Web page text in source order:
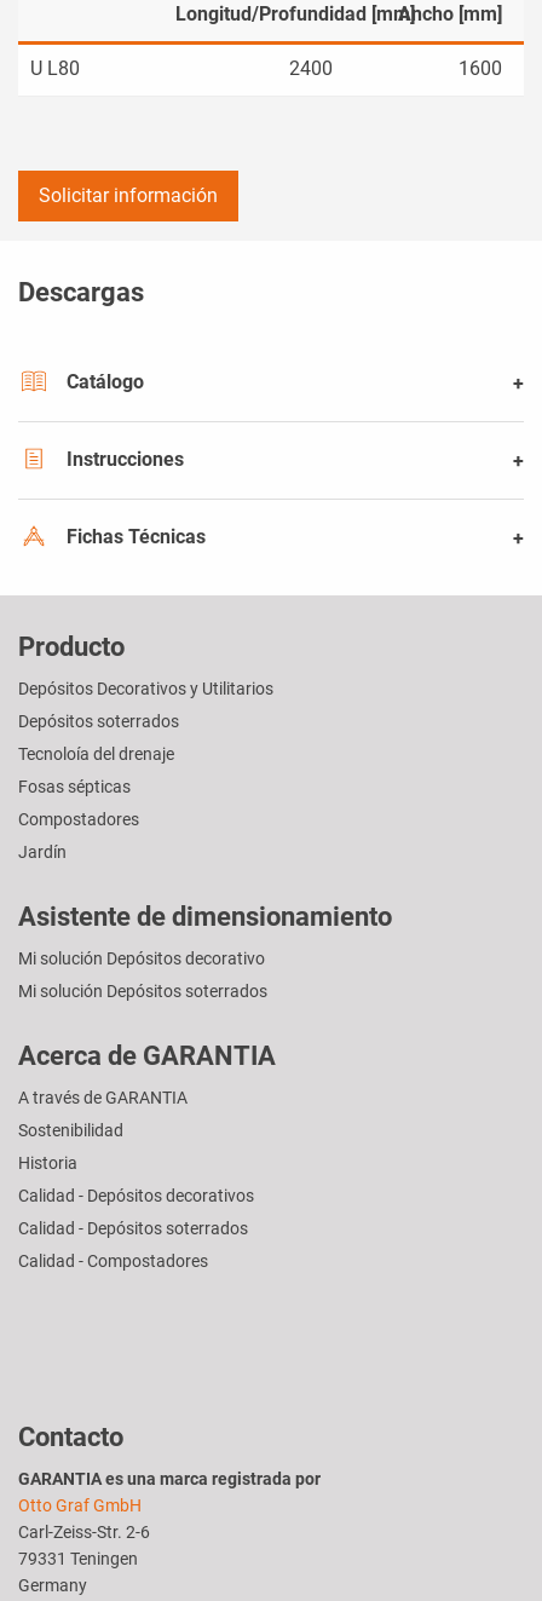
U L80
Longitud/Profundidad [mm]Ancho [mm]
2400 1600
Solicitar información
Descargas
Catálogo
Instrucciones
Fichas Técnicas
Producto
Depósitos Decorativos y Utilitarios
Depósitos soterrados
Tecnoloía del drenaje
Fosas sépticas
Compostadores
Jardín
Asistente de dimensionamiento
Mi solución Depósitos decorativo
Mi solución Depósitos soterrados
Acerca de GARANTIA
A través de GARANTIA
Sostenibilidad
Historia
Calidad - Depósitos decorativos
Calidad - Depósitos soterrados
Calidad - Compostadores
Contacto
GARANTIA es una marca registrada por
Otto Graf GmbH
Carl-Zeiss-Str. 2-6
79331 Teningen
Germany